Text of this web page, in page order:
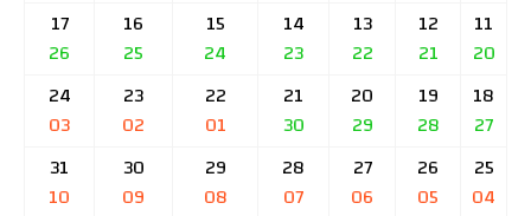
11
20
12
21
13
22
14
23
15
24
16
25
17
26
18
27
19
28
20
29
21
30
22
01
23
02
24
03
25
04
26
05
27
06
28
07
29
08
30
09
31
10